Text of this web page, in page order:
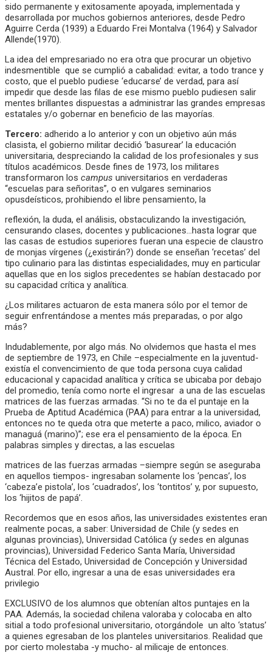
sido permanente y exitosamente apoyada, implementada y
desarrollada por muchos gobiernos anteriores, desde Pedro
Aguirre Cerda (1939) a Eduardo Frei Montalva (1964) y Salvador
Allende(1970).
La idea del empresariado no era otra que procurar un objetivo
indesmentible que se cumplió a cabalidad: evitar, a todo trance y
costo, que el pueblo pudiese ‘educarse’ de verdad, para así
impedir que desde las filas de ese mismo pueblo pudiesen salir
mentes brillantes dispuestas a administrar las grandes empresas
estatales y/o gobernar en beneficio de las mayorías.
Tercero: adherido a lo anterior y con un objetivo aún más
clasista, el gobierno militar decidió ‘basurear’ la educación
universitaria, despreciando la calidad de los profesionales y sus
títulos académicos. Desde fines de 1973, los militares
transformaron los campus universitarios en verdaderas
“escuelas para señoritas”, o en vulgares seminarios
opusdeísticos, prohibiendo el libre pensamiento, la
reflexión, la duda, el análisis, obstaculizando la investigación,
censurando clases, docentes y publicaciones…hasta lograr que
las casas de estudios superiores fueran una especie de claustro
de monjas vírgenes (¿existirán?) donde se enseñan ‘recetas’ del
tipo culinario para las distintas especialidades, muy en particular
aquellas que en los siglos precedentes se habían destacado por
su capacidad crítica y analítica.
¿Los militares actuaron de esta manera sólo por el temor de
seguir enfrentándose a mentes más preparadas, o por algo
más?
Indudablemente, por algo más. No olvidemos que hasta el mes
de septiembre de 1973, en Chile –especialmente en la juventud-
existía el convencimiento de que toda persona cuya calidad
educacional y capacidad analítica y crítica se ubicaba por debajo
del promedio, tenía como norte el ingresar a una de las escuelas
matrices de las fuerzas armadas. “Si no te da el puntaje en la
Prueba de Aptitud Académica (PAA) para entrar a la universidad,
entonces no te queda otra que meterte a paco, milico, aviador o
managuá (marino)”; ese era el pensamiento de la época. En
palabras simples y directas, a las escuelas
matrices de las fuerzas armadas –siempre según se aseguraba
en aquellos tiempos- ingresaban solamente los ‘pencas’, los
‘cabeza’e pistola’, los ‘cuadrados’, los ‘tontitos’ y, por supuesto,
los ‘hijitos de papá’.
Recordemos que en esos años, las universidades existentes eran
realmente pocas, a saber: Universidad de Chile (y sedes en
algunas provincias), Universidad Católica (y sedes en algunas
provincias), Universidad Federico Santa María, Universidad
Técnica del Estado, Universidad de Concepción y Universidad
Austral. Por ello, ingresar a una de esas universidades era
privilegio
EXCLUSIVO de los alumnos que obtenían altos puntajes en la
PAA. Además, la sociedad chilena valoraba y colocaba en alto
sitial a todo profesional universitario, otorgándole un alto ‘status’
a quienes egresaban de los planteles universitarios. Realidad que
por cierto molestaba -y mucho- al milicaje de entonces.